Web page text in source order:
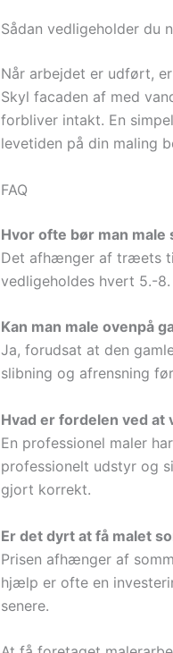
Sådan vedligeholder du
Når arbejdet er udført,
Skyl facaden af med
forbliver intakt. En
levetiden på din maling
FAQ
Hvor ofte bør man
Det afhænger af træets
vedligeholdes hvert 5.-
Kan man male ovenpå
Ja, forudsat at den
slibning og afrensning
Hvad er fordelen ved
En professionel maler
professionelt udstyr og
gjort korrekt.
Er det dyrt at få malet
Prisen afhænger af
hjælp er ofte en
senere.